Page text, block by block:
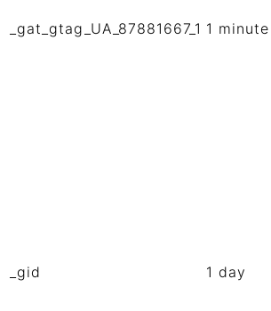
_gat_gtag_UA_87881667_1 1 minute
_gid 1 day